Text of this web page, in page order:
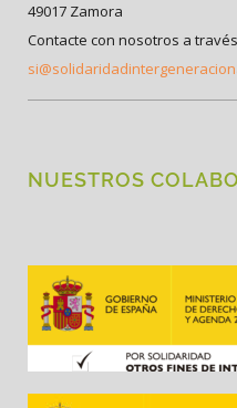
49017 Zamora
Contacte con nosotros a
NUESTROS